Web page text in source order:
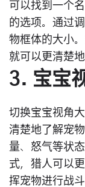
可以找到一个
的选项。通过
物框体的大小
就可以更清楚
3. 宝宝
切换宝宝视角
清楚地了解宠
量、怒气等状
式，猎人可以
挥宠物进行战